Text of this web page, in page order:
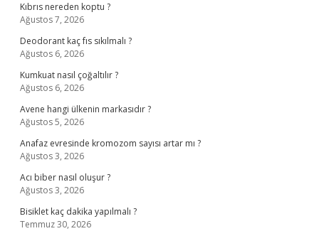
Kıbrıs nereden koptu ?
Ağustos 7, 2026
Deodorant kaç fıs sıkılmalı ?
Ağustos 6, 2026
Kumkuat nasıl çoğaltılır ?
Ağustos 6, 2026
Avene hangi ülkenin markasıdır ?
Ağustos 5, 2026
Anafaz evresinde kromozom sayısı artar mı ?
Ağustos 3, 2026
Acı biber nasıl oluşur ?
Ağustos 3, 2026
Bisiklet kaç dakika yapılmalı ?
Temmuz 30, 2026